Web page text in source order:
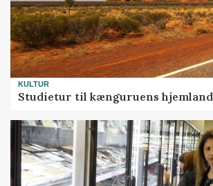
KULTUR
Studietur til kænguruens hjemland